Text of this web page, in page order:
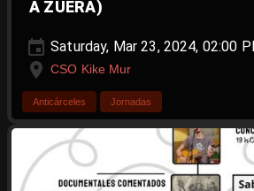
A ZUERA)
Saturday, Mar 23, 2024, 02:00
CSO Kike Mur
Anticárceles Jornadas